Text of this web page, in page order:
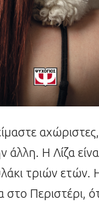
άλλη. Η Λίζα
τριών ετών.
στο Περιστέρι,